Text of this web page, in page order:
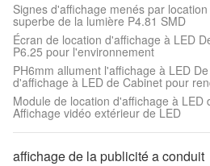
Signes d'affichage menés par
superbe de la lumière P4.81 SMD
Écran de location d'affichage à LED
P6.25 pour l'environnement
PH6mm allument l'affichage à LED
d'affichage à LED de Cabinet pour
Module de location d'affichage à LED
Affichage vidéo extérieur de LED
affichage de la publicité a conduit